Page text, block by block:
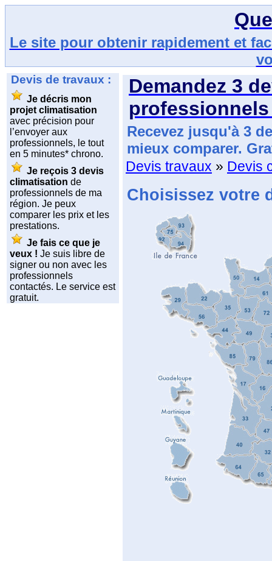
Le site pour obtenir rapidement et
Devis de travaux :
Je décris mon
projet climatisation
avec précision pour
l’envoyer aux
professionnels, le tout
en 5 minutes* chrono.
Je reçois 3 devis
climatisation de
professionnels de ma
région. Je peux
comparer les prix et les
prestations.
Je fais ce que je
veux ! Je suis libre de
signer ou non avec les
professionnels
contactés. Le service est
gratuit.
Demandez 3
Recevez jusqu'à 3
mieux comparer.
Devis travaux » Devis
Choisissez votre